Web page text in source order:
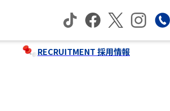
RECRUITMENT 採用情報